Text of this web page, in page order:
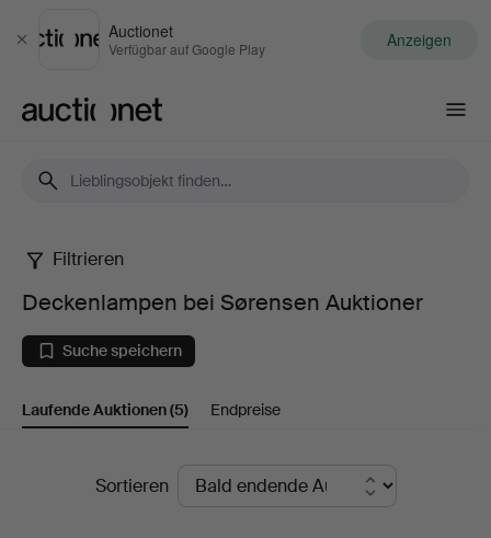
Schließen
Auctionet
Verfügbar auf Google Play Anzeigen
Deckenlampen
bei
Sørensen
Auktioner
Filtrieren
Deckenlampen bei Sørensen Auktioner
Suche speichern
Laufende Auktionen(5) Endpreise
LaufendeSortieren